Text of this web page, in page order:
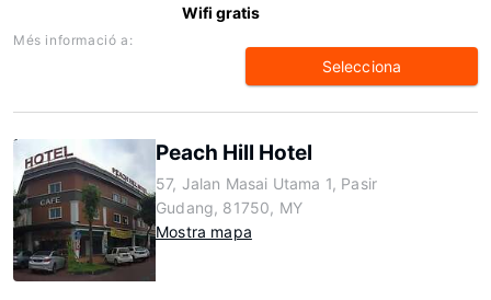
Wifi gratis
Més informació a:
Selecciona
Peach Hill Hotel
57, Jalan Masai Utama 1, Pasir
Gudang, 81750, MY
Mostra mapa